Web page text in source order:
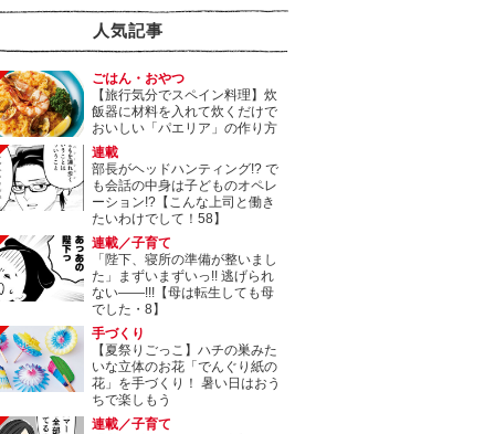
人気記事
ごはん・おやつ
【旅行気分でスペイン料理】炊
飯器に材料を入れて炊くだけで
おいしい「パエリア」の作り方
連載
部長がヘッドハンティング!? で
も会話の中身は子どものオペレ
ーション!?【こんな上司と働き
たいわけでして！58】
連載／子育て
「陛下、寝所の準備が整いまし
た」まずいまずいっ!! 逃げられ
ない――!!!【母は転生しても母
でした・8】
手づくり
【夏祭りごっこ】ハチの巣みた
いな立体のお花「でんぐり紙の
花」を手づくり！ 暑い日はおう
ちで楽しもう
連載／子育て